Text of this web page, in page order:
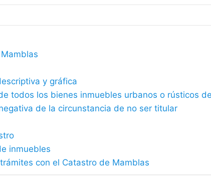
y gráfica
todos los bienes inmuebles urbanos o rústicos
de la circunstancia de no ser titular
inmuebles
con el Catastro de Mamblas